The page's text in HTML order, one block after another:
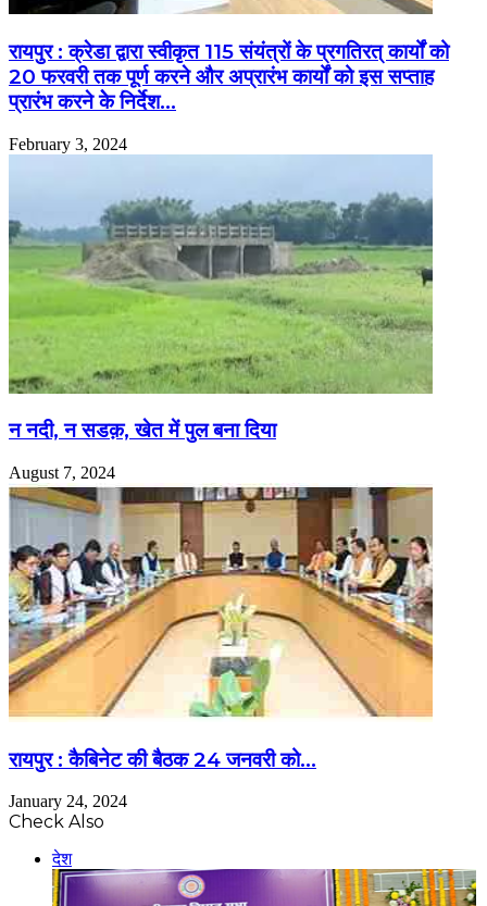
रायपुर : क्रेडा द्वारा स्वीकृत 115 संयंत्रों के प्रगतिरत् कार्यों को
20 फरवरी तक पूर्ण करने और अप्रारंभ कार्यों को इस सप्ताह
प्रारंभ करने केे निर्देश…
February 3, 2024
न नदी, न सडक़, खेत में पुल बना दिया
August 7, 2024
रायपुर : कैबिनेट की बैठक 24 जनवरी को…
January 24, 2024
Check Also
देश